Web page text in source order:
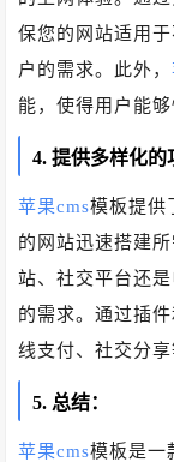
保您的网站适用
户的需求。此外，
能，使得用户能
4. 提供多样化的
苹果cms模板提供
的网站迅速搭建
站、社交平台还
的需求。通过插
线支付、社交分
5. 总结：
苹果cms模板是一